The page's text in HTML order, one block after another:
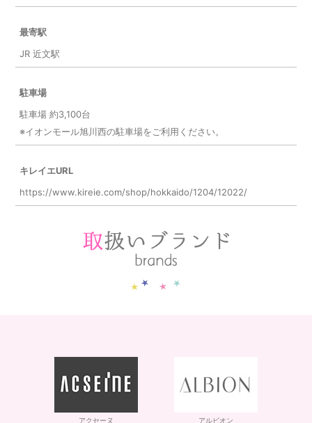
最寄駅
JR 近文駅
駐車場
駐車場 約3,100台
※イオンモール旭川西の駐車場をご利用ください。
キレイエURL
https://www.kireie.com/shop/hokkaido/1204/12022/
アクセーヌ アルビオン